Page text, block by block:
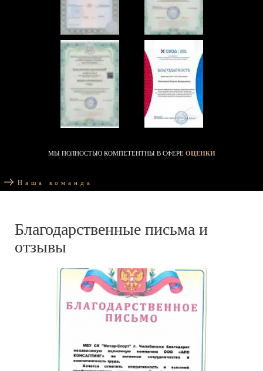
МЫ ПОЛНОСТЬЮ КОМПЕТЕНТНЫ В СФЕРЕ ОЦЕНКИ
Наша команда
Благодарственные письма и
отзывы